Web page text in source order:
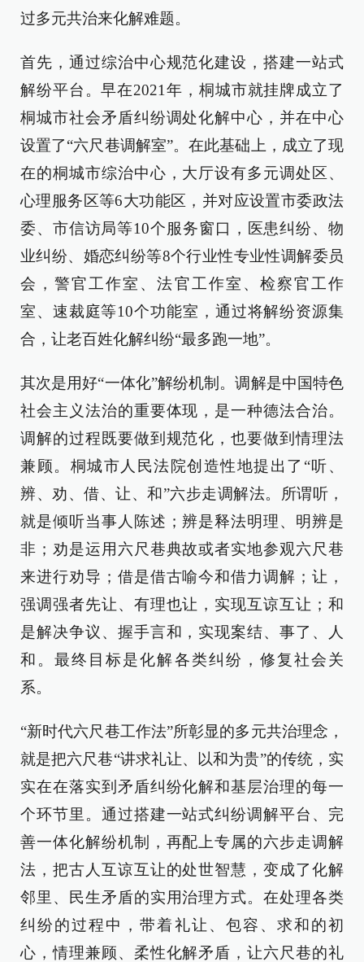
过多元共治来化解难题。
首先，通过综治中心规范化建设，搭建一站式
解纷平台。早在2021年，桐城市就挂牌成立了
桐城市社会矛盾纠纷调处化解中心，并在中心
设置了“六尺巷调解室”。在此基础上，成立了现
在的桐城市综治中心，大厅设有多元调处区、
心理服务区等6大功能区，并对应设置市委政法
委、市信访局等10个服务窗口，医患纠纷、物
业纠纷、婚恋纠纷等8个行业性专业性调解委员
会，警官工作室、法官工作室、检察官工作
室、速裁庭等10个功能室，通过将解纷资源集
合，让老百姓化解纠纷“最多跑一地”。
其次是用好“一体化”解纷机制。调解是中国特色
社会主义法治的重要体现，是一种德法合治。
调解的过程既要做到规范化，也要做到情理法
兼顾。桐城市人民法院创造性地提出了“听、
辨、劝、借、让、和”六步走调解法。所谓听，
就是倾听当事人陈述；辨是释法明理、明辨是
非；劝是运用六尺巷典故或者实地参观六尺巷
来进行劝导；借是借古喻今和借力调解；让，
强调强者先让、有理也让，实现互谅互让；和
是解决争议、握手言和，实现案结、事了、人
和。最终目标是化解各类纠纷，修复社会关
系。
“新时代六尺巷工作法”所彰显的多元共治理念，
就是把六尺巷“讲求礼让、以和为贵”的传统，实
实在在落实到矛盾纠纷化解和基层治理的每一
个环节里。通过搭建一站式纠纷调解平台、完
善一体化解纷机制，再配上专属的六步走调解
法，把古人互谅互让的处世智慧，变成了化解
邻里、民生矛盾的实用治理方式。在处理各类
纠纷的过程中，带着礼让、包容、求和的初
心，情理兼顾、柔性化解矛盾，让六尺巷的礼